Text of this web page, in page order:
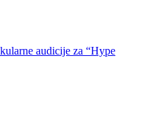
audicije za “Hype